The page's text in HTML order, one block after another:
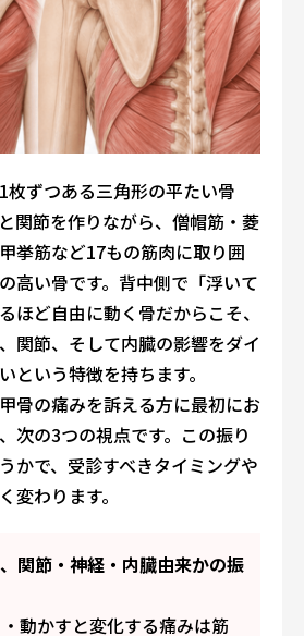
枚ずつある三角形の平たい骨
関節を作りながら、僧帽筋・菱
挙筋など17もの筋肉に取り囲
高い骨です。背中側で「浮いて
ほど自由に動く骨だからこそ、
関節、そして内臓の影響をダイ
という特徴を持ちます。
骨の痛みを訴える方に最初にお
次の3つの視点です。この振り
かで、受診すべきタイミングや
変わります。
関節・神経・内臓由来かの振
動かすと変化する痛みは筋